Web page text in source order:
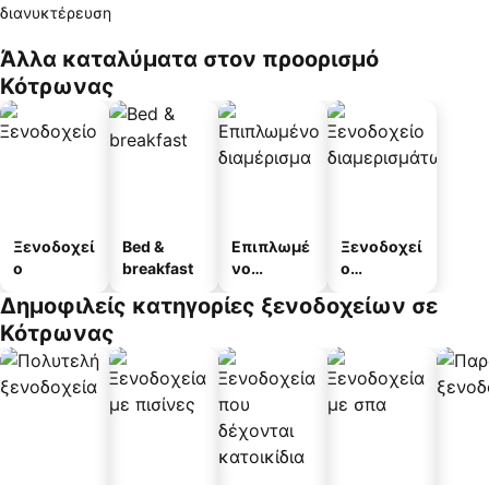
διανυκτέρευση
Άλλα καταλύματα στον προορισμό
Κότρωνας
Ξενοδοχεί
ο
Bed &
breakfast
Επιπλωμέ
νο
α
Ξενοδοχεί
ο
άτων
Δημοφιλείς κατηγορίες ξενοδοχείων σε
Κότρωνας